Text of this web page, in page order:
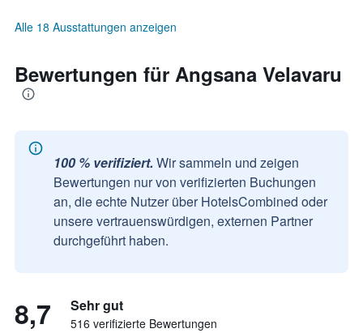
Alle 18 Ausstattungen anzeigen
Bewertungen für Angsana Velavaru
100 % verifiziert. Wir sammeln und zeigen
Bewertungen nur von verifizierten Buchungen
an, die echte Nutzer über HotelsCombined oder
unsere vertrauenswürdigen, externen Partner
durchgeführt haben.
8,7 Sehr gut
516 verifizierte Bewertungen